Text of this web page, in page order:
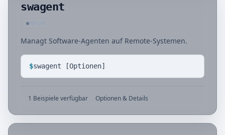
swagent
Managt Software-Agenten auf Remote-Systemen.
$swagent [Optionen]
1 Beispiele verfügbar Optionen & Details